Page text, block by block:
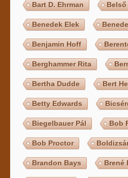
Bart D. Ehrman Belső
Benedek Elek
Benjamin Hoff
Berghammer Rita
Bertha Dudde Bert
Betty Edwards
Biegelbauer Pál Bob
Bob Proctor
Brandon Bays Brené